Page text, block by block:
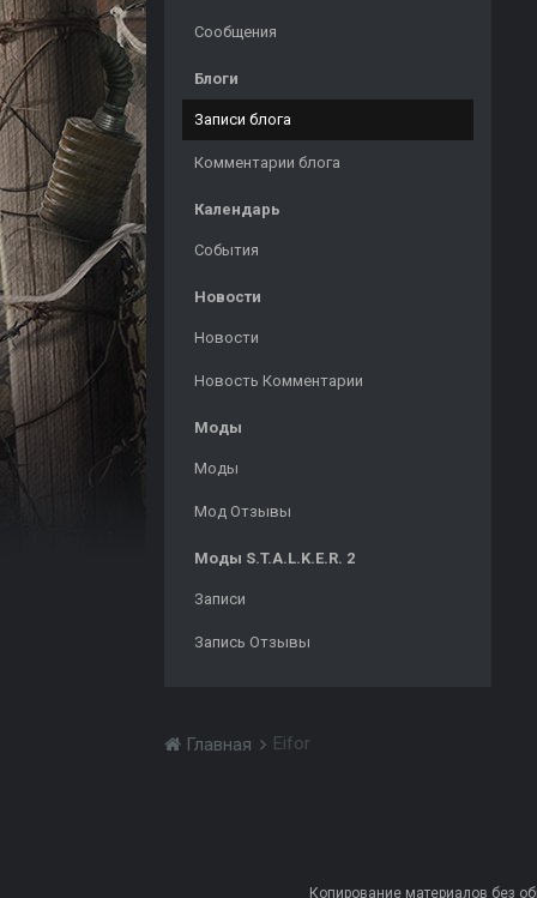
Сообщения
Блоги
Записи блога
Комментарии блога
Календарь
События
Новости
Новости
Новость Комментарии
Моды
Моды
Мод Отзывы
Моды S.T.A.L.K.E.R. 2
Записи
Запись Отзывы
Главная Eifor
Копирование материалов без